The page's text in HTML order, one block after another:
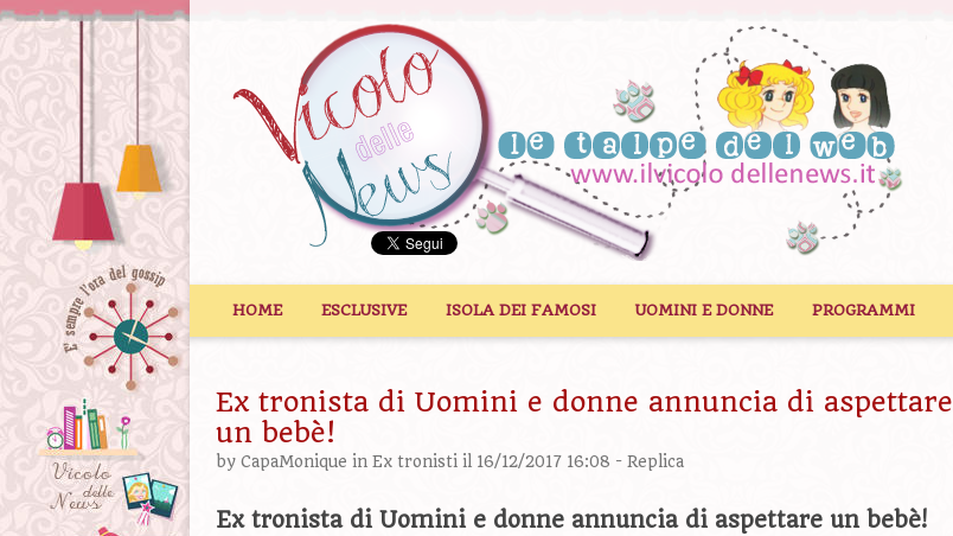
HOME ESCLUSIVE ISOLA DEI FAMOSI UOMINI E DONNE PROGRAMMI
Ex tronista di Uomini e donne annuncia di aspettare
un bebè!
by CapaMonique in Ex tronisti il 16/12/2017 16:08 - Replica
Ex tronista di Uomini e donne annuncia di aspettare un bebè!